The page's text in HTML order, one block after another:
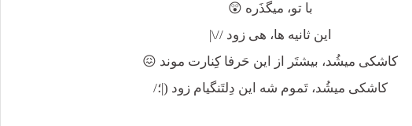
با تو، میگذَره 😲
این ثانیه ها، هی زود //\|
کاشکی میشُد، بیشتَر از این حَرفا کِنارت موند 😖
کاشکی میشُد، تَموم شه این دِلتَنگیام زود (|؛/